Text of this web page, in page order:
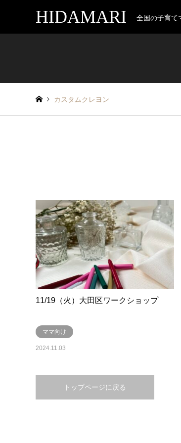
HIDAMARI 全国の子育て
カスタムクレヨン
11/19（火）大田区ワークショップ
ママ向け
2024.11.03
トップページに戻る